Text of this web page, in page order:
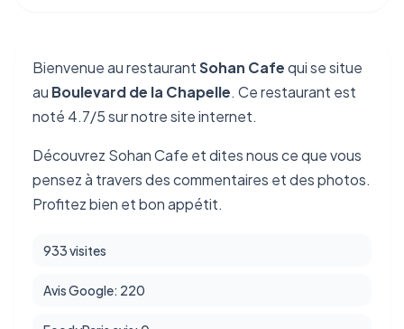
Bienvenue au restaurantSohan Cafequi se situe
au Boulevard de la Chapelle. Ce restaurant est
noté 4.7/5 sur notre site internet.
Découvrez Sohan Cafe et dites nous ce que vous
pensez à travers des commentaires et des photos.
Profitez bien et bon appétit.
933 visites
Avis Google: 220